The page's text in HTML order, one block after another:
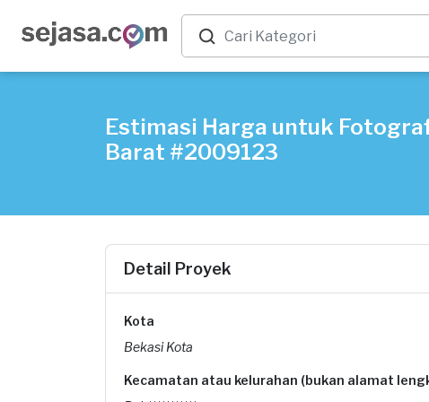
Estimasi Harga untuk
Barat #2009123
Detail Proyek
Kota
Bekasi Kota
Kecamatan atau kelurahan (bukan alamat